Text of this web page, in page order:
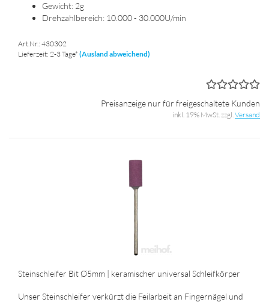
Ge­wicht: 2g
Dreh­zahl­be­reich: 10.000 - 30.000U/min
Art.Nr.: 430302
Lieferzeit: 2-3 Tage* (Ausland abweichend)
Preisanzeige nur für freigeschaltete Kunden
inkl. 19% MwSt. zzgl.Versand
Stein­schlei­fer Bit Ø5mm | ke­ra­mi­scher uni­ver­sal Schleif­kör­per
Unser Stein­schlei­fer ver­kürzt die Feil­ar­beit an Fin­ger­nä­gel und